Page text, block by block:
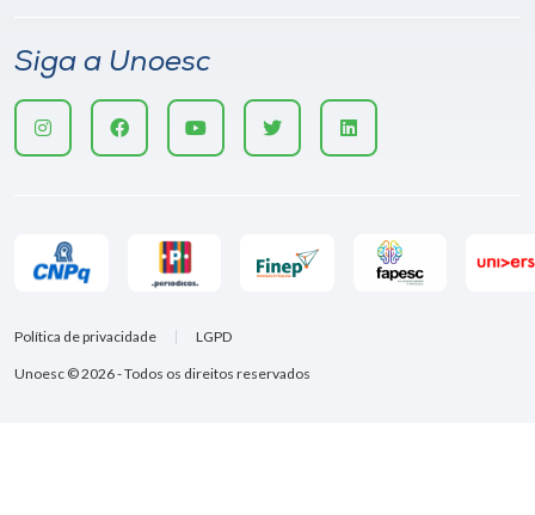
Siga a Unoesc
Unoesc © 2026 - Todos os direitos reservados
Política de privacidade LGPD